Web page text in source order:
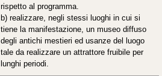
rispetto al programma.
b) realizzare, negli stessi luoghi in cui si
tiene la manifestazione, un museo diffuso
degli antichi mestieri ed usanze del luogo
tale da realizzare un attrattore fruibile per
lunghi periodi.